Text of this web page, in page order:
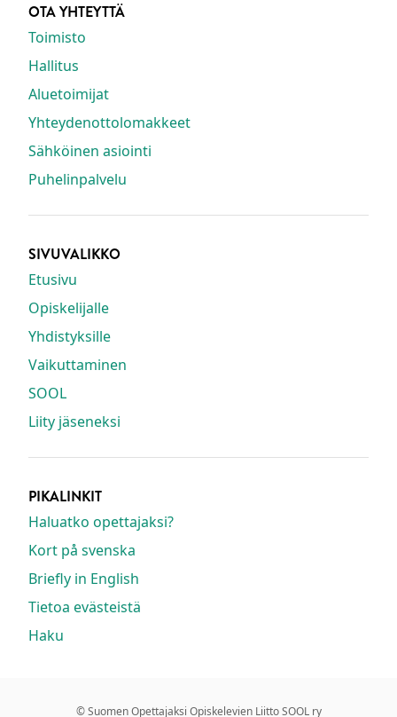
OTA YHTEYTTÄ
Toimisto
Hallitus
Aluetoimijat
Yhteydenottolomakkeet
Sähköinen asiointi
Puhelinpalvelu
SIVUVALIKKO
Etusivu
Opiskelijalle
Yhdistyksille
Vaikuttaminen
SOOL
Liity jäseneksi
PIKALINKIT
Haluatko opettajaksi?
Kort på svenska
Briefly in English
Tietoa evästeistä
Haku
© Suomen Opettajaksi Opiskelevien Liitto SOOL ry